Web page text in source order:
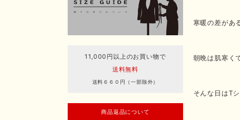
11,000円以上のお買い物で
送料無料
送料６６０円（一部除外）
商品返品について
寒暖の差があ
朝晩は肌寒く
そんな日はT